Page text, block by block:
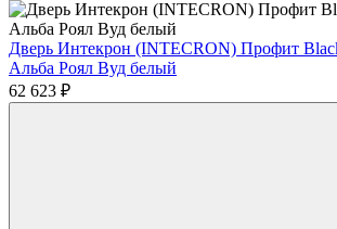
Дверь Интекрон (INTECRON) Профит
Альба Роял Вуд белый
62 623 ₽